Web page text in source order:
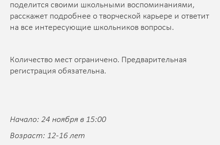
поделится своими школьными воспоминаниями,
расскажет подробнее о творческой карьере и ответит
на все интересующие школьников вопросы.
Количество мест ограничено. Предварительная
регистрация обязательна.
Начало: 24 ноября в 15:00
Возраст: 12-16 лет